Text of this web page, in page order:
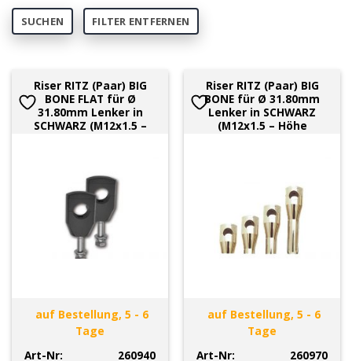
SUCHEN FILTER ENTFERNEN
Riser RITZ (Paar) BIG
BONE FLAT für Ø
31.80mm Lenker in
SCHWARZ (M12x1.5 –
auf Bestellung, 5 - 6
Tage
Art-Nr:
260940
Riser RITZ (Paar) BIG
BONE für Ø 31.80mm
Lenker in SCHWARZ
(M12x1.5 – Höhe
auf Bestellung, 5 - 6
Tage
Art-Nr:
260970